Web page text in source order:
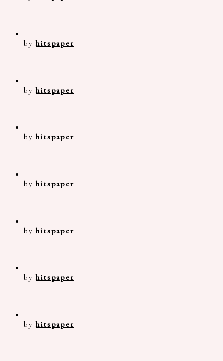
byhitspaper
byhitspaper
byhitspaper
byhitspaper
byhitspaper
byhitspaper
byhitspaper